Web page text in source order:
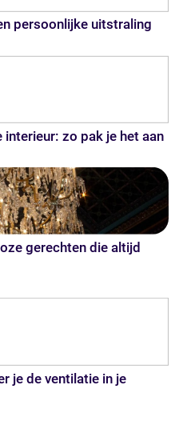
persoonlijke uitstraling
interieur: zo pak je het aan
gerechten die altijd
je de ventilatie in je